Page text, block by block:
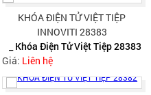
KHÓA ĐIỆN TỬ VIỆT TIỆP
INNOVITI 28383
_ Khóa Điện Tử Việt Tiệp 28383
Giá: Liên hệ